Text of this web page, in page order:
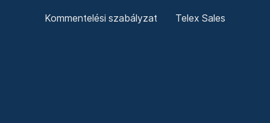
Kommentelési szabályzat Telex Sales